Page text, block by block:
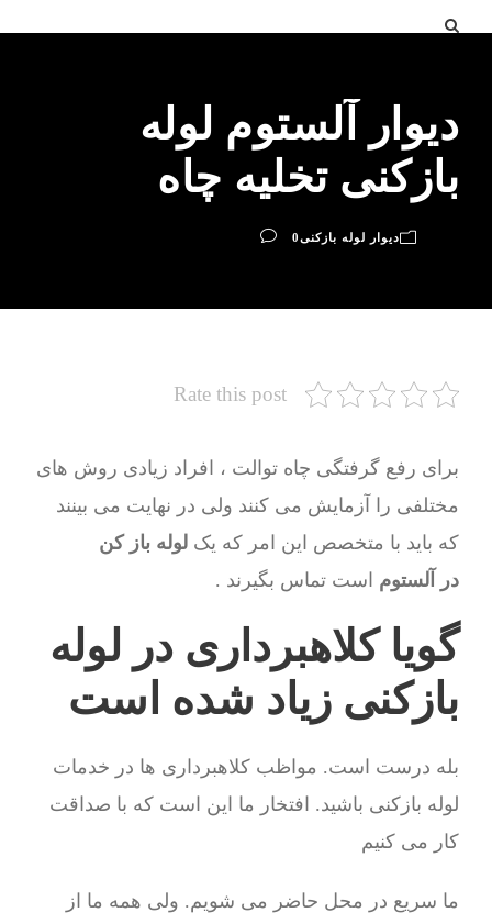
دیوار آلستوم لوله
بازکنی تخلیه چاه
دیوار لوله بازکنی0
Rate this post
برای رفع گرفتگی چاه توالت ، افراد زیادی روش های
مختلفی را آزمایش می کنند ولی در نهایت می بینند
که باید با متخصص این امر که یک لوله باز کن
در آلستوم است تماس بگیرند .
گویا کلاهبرداری در لوله
بازکنی زیاد شده است
بله درست است. مواظب کلاهبرداری ها در خدمات
لوله بازکنی باشید. افتخار ما این است که با صداقت
کار می کنیم
ما سریع در محل حاضر می شویم. ولی همه ما از